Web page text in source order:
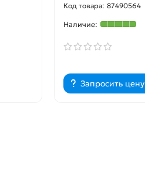
87490564
Запросить цену